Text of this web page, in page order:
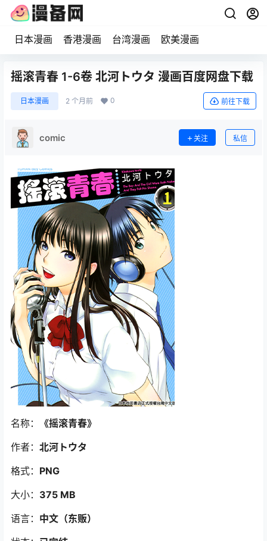
日本漫画 香港漫画 台湾漫画 欧美漫画
摇滚青春 1-6卷 北河トウタ 漫画百度网盘下载
日本漫画 2 个月前 0 前往下载
comic 关注 私信
名称：
《摇滚青春》
作者： 北河トウタ
格式： PNG
大小： 375 MB
语言： 中文（东贩）